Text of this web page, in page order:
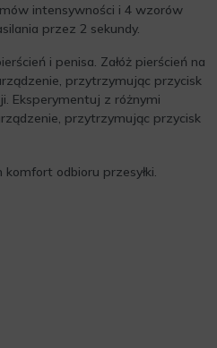
intensywności i 4 wzorów
przez 2 sekundy.
i penisa. Załóż pierścień na
przytrzymując przycisk
Eksperymentuj z różnymi
przytrzymując przycisk
odbioru przesyłki.